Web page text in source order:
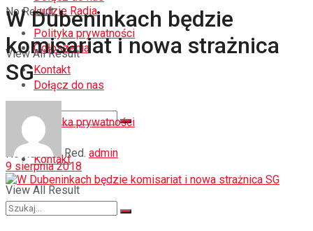
Polityka prywatności
Kontakt
No Result
View All Result
Ludzie Radia
Ogłoszenia
Dołącz do nas
Polityka prywatności
Kontakt
No Result
View All Result
W Dubeninkach będzie
komisariat i nowa strażnica
SG
Red. admin
9 sierpnia 2018